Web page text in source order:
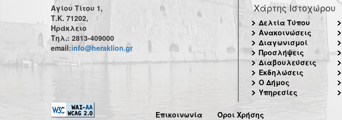
Αγίου Τίτου 1,
Τ.Κ. 71202,
Ηράκλειο
Τηλ.: 2813-409000
email:info@heraklion.gr
Χάρτης Ιστοχώρου
Δελτία Τύπου
Ανακοινώσεις
Διαγωνισμοί
Προσλήψεις
Διαβουλεύσεις
Εκδηλώσεις
Ο Δήμος
Υπηρεσίες
Επικοινωνία
Όροι Χρήσης